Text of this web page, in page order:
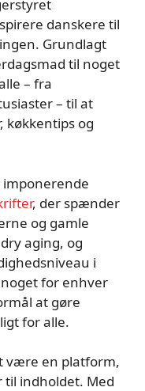
danskere til
Grundlagt
til noget
– fra
– til at
køkkentips og
imponerende
, der spænder
og gamle
aging, og
i
for enhver
at gøre
for alle.
være en platform,
indholdet. Med